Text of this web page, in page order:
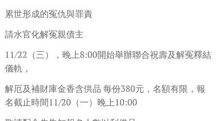
累世形成的冤仇與罪責
請水官化解冤親債主
11/22（三），晚上8:00開始舉辦聯合祝壽及解冤釋結
儀軌，
解厄及補財庫金香含供品 每份380元，名額有限，報
名截止時間11/20（一）晚上10:00